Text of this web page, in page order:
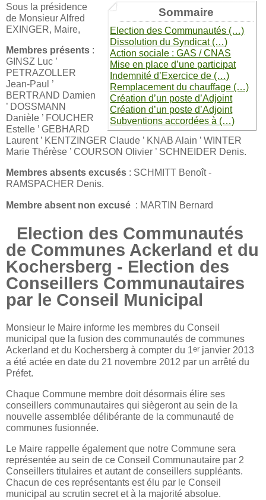
Sommaire
Election des Communautés (…)
Dissolution du Syndicat (…)
Action sociale : GAS / CNAS
Mise en place d’une participat
Indemnité d’Exercice de (…)
Remplacement du chauffage (…)
Création d’un poste d’Adjoint
Création d’un poste d’Adjoint
Subventions accordées à (…)
Sous la présidence
de Monsieur Alfred
EXINGER, Maire,
Membres présents :
GINSZ Luc ’
PETRAZOLLER
Jean-Paul ’
BERTRAND Damien
’ DOSSMANN
Danièle ’ FOUCHER
Estelle ’ GEBHARD
Laurent ’ KENTZINGER Claude ’ KNAB Alain ’ WINTER
Marie Thérèse ’ COURSON Olivier ’ SCHNEIDER Denis.
Membres absents excusés : SCHMITT Benoît -
RAMSPACHER Denis.
Membre absent non excusé : MARTIN Bernard
Election des Communautés
de Communes Ackerland et du
Kochersberg - Election des
Conseillers Communautaires
par le Conseil Municipal
Monsieur le Maire informe les membres du Conseil
municipal que la fusion des communautés de communes
Ackerland et du Kochersberg à compter du 1er janvier 2013
a été actée en date du 21 novembre 2012 par un arrêté du
Préfet.
Chaque Commune membre doit désormais élire ses
conseillers communautaires qui siègeront au sein de la
nouvelle assemblée délibérante de la communauté de
communes fusionnée.
Le Maire rappelle également que notre Commune sera
représentée au sein de ce Conseil Communautaire par 2
Conseillers titulaires et autant de conseillers suppléants.
Chacun de ces représentants est élu par le Conseil
municipal au scrutin secret et à la majorité absolue.